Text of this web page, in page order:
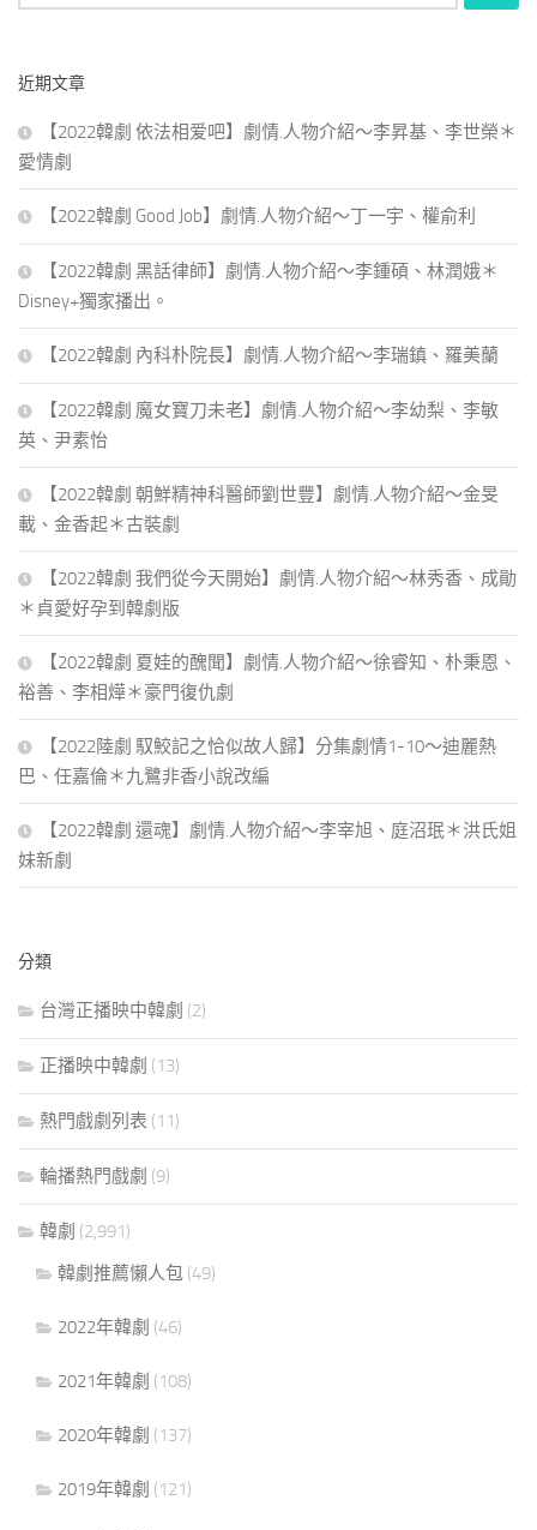
尋
字:
近期文章
【2022韓劇 依法相爱吧】劇情.人物介紹～李昇基、李世榮＊
愛情劇
【2022韓劇 Good Job】劇情.人物介紹～丁一宇、權俞利
【2022韓劇 黑話律師】劇情.人物介紹～李鍾碩、林潤娥＊
Disney+獨家播出。
【2022韓劇 內科朴院長】劇情.人物介紹～李瑞鎮、羅美蘭
【2022韓劇 魔女寶刀未老】劇情.人物介紹～李幼梨、李敏
英、尹素怡
【2022韓劇 朝鮮精神科醫師劉世豐】劇情.人物介紹～金旻
載、金香起＊古裝劇
【2022韓劇 我們從今天開始】劇情.人物介紹～林秀香、成勛
＊貞愛好孕到韓劇版
【2022韓劇 夏娃的醜聞】劇情.人物介紹～徐睿知、朴秉恩、
裕善、李相燁＊豪門復仇劇
【2022陸劇 馭鮫記之恰似故人歸】分集劇情1-10～迪麗熱
巴、任嘉倫＊九鷺非香小說改編
【2022韓劇 還魂】劇情.人物介紹～李宰旭、庭沼珉＊洪氏姐
妹新劇
分類
台灣正播映中韓劇 (2)
正播映中韓劇 (13)
熱門戲劇列表 (11)
輪播熱門戲劇 (9)
韓劇 (2,991)
韓劇推薦懶人包 (49)
2022年韓劇 (46)
2021年韓劇 (108)
2020年韓劇 (137)
2019年韓劇 (121)